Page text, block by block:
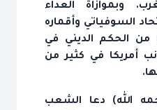
وبموازاة العداء
السوفياتي وأقماره
الحكم الديني في
أمريكا في كثير من
الله) دعا الشعب